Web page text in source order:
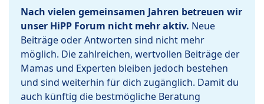
Nach vielen gemeinsamen Jahren betreuen wir
unser HiPP Forum nicht mehr aktiv. Neue
Beiträge oder Antworten sind nicht mehr
möglich. Die zahlreichen, wertvollen Beiträge der
Mamas und Experten bleiben jedoch bestehen
und sind weiterhin für dich zugänglich. Damit du
auch künftig die bestmögliche Beratung